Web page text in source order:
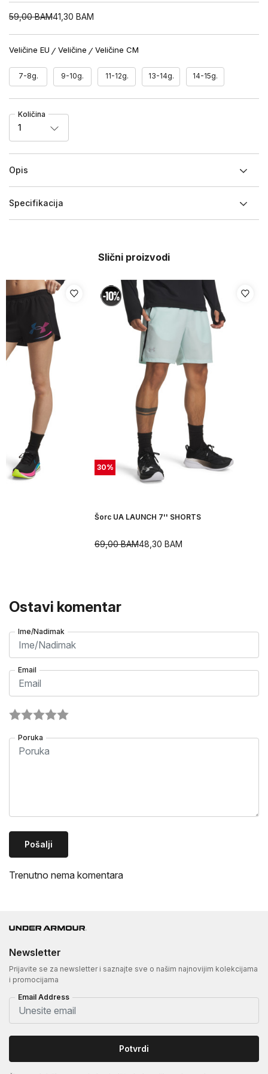
59,00 BAM41,30 BAM
Veličine EU Veličine Veličine CM
7-8g. 9-10g. 11-12g. 13-14g. 14-15g.
Količina
1
Opis
Specifikacija
Slični proizvodi
30%
Šorc UA LAUNCH 7'' SHORTS
48,30 BAM
69,00BAM
Ostavi komentar
Ime/Nadimak
Email
Poruka
Pošalji
Trenutno nema komentara
Newsletter
Prijavite se za newsletter i saznajte sve o našim najnovijim kolekcijama
i promocijama
Email Address
Potvrdi